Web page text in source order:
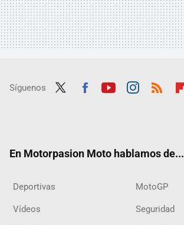
Síguenos
En Motorpasion Moto hablamos de...
Deportivas MotoGP
Vídeos Seguridad